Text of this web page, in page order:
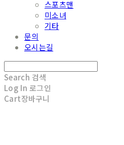
스포츠맨
미소녀
기타
문의
오시는길
Search 검색
Log In 로그인
Cart장바구니